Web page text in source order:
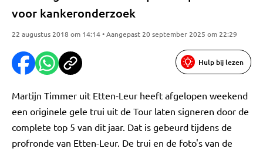
voor kankeronderzoek
22 augustus 2018 om 14:14 • Aangepast 20 september 2025 om 22:29
Hulp bij lezen
Martijn Timmer uit Etten-Leur heeft afgelopen weekend
een originele gele trui uit de Tour laten signeren door de
complete top 5 van dit jaar. Dat is gebeurd tijdens de
profronde van Etten-Leur. De trui en de foto's van de